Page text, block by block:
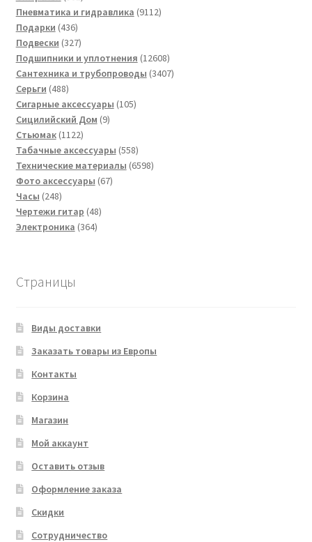
товар
Пневматика и гидравлика 91129112
Подарки 436436
товаров
Подвески 327327
товаров
Подшипники и уплотнения 1260812608
товаров
Сантехника и трубопроводы 34073407
Серьги 488488
товаров
Сигарные аксессуары 105105
Сицилийский Дом 99
Стьюмак 11221122
товара
Табачные аксессуары 558558
товаров
Технические материалы 65986598
Фото аксессуары 6767
Часы 248248
товаров
Чертежи гитар 4848
Электроника 364364
Страницы
Виды доставки
Заказать товары из Европы
Контакты
Корзина
Магазин
Мой аккаунт
Оставить отзыв
Оформление заказа
Скидки
Сотрудничество